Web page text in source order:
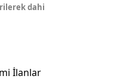
Batman
dahi
İlanlar